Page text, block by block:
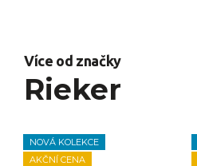
Více od značky
Rieker
NOVÁ KOLEKCE
AKČNÍ CENA